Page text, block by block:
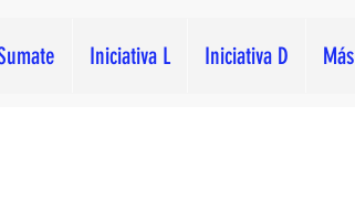
Iniciativa L Iniciativa D Más